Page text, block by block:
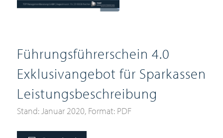
Führungsführerschein 4.0
Exklusivangebot für Sparkassen
Leistungsbeschreibung
Stand: Januar 2020, Format: PDF